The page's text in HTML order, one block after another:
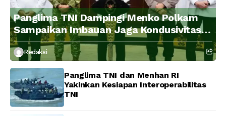
Panglima TNI Dampingi Menko Polkam
Sampaikan Imbauan Jaga Kondusivitas
Bangsa
Redaksi
Panglima TNI dan Menhan RI
Yakinkan Kesiapan Interoperabilitas
TNI